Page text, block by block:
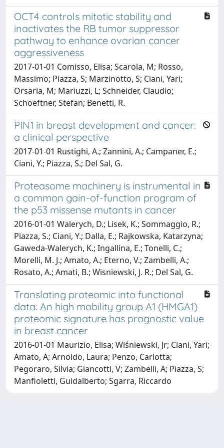
OCT4 controls mitotic stability and
inactivates the RB tumor suppressor
pathway to enhance ovarian cancer
aggressiveness
2017-01-01 Comisso, Elisa; Scarola, M; Rosso,
Massimo; Piazza, S; Marzinotto, S; Ciani, Yari;
Orsaria, M; Mariuzzi, L; Schneider, Claudio;
Schoeftner, Stefan; Benetti, R.
PIN1 in breast development and cancer:
a clinical perspective
2017-01-01 Rustighi, A.; Zannini, A.; Campaner, E.;
Ciani, Y.; Piazza, S.; Del Sal, G.
Proteasome machinery is instrumental in
a common gain-of-function program of
the p53 missense mutants in cancer
2016-01-01 Walerych, D.; Lisek, K.; Sommaggio, R.;
Piazza, S.; Ciani, Y.; Dalla, E.; Rajkowska, Katarzyna;
Gaweda-Walerych, K.; Ingallina, E.; Tonelli, C.;
Morelli, M. J.; Amato, A.; Eterno, V.; Zambelli, A.;
Rosato, A.; Amati, B.; Wisniewski, J. R.; Del Sal, G.
Translating proteomic into functional
data: An high mobility group A1 (HMGA1)
proteomic signature has prognostic value
in breast cancer
2016-01-01 Maurizio, Elisa; Wiśniewski, Jr; Ciani, Yari;
Amato, A; Arnoldo, Laura; Penzo, Carlotta;
Pegoraro, Silvia; Giancotti, V; Zambelli, A; Piazza, S;
Manfioletti, Guidalberto; Sgarra, Riccardo